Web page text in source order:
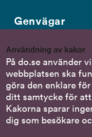
Användning av kakor
På do.se använder
webbplatsen ska
göra den enklare
ditt samtycke för att
Kakorna sparar
dig som besökare
Genvägar
Nationella
Om DO:s
Behandling av
Följ oss